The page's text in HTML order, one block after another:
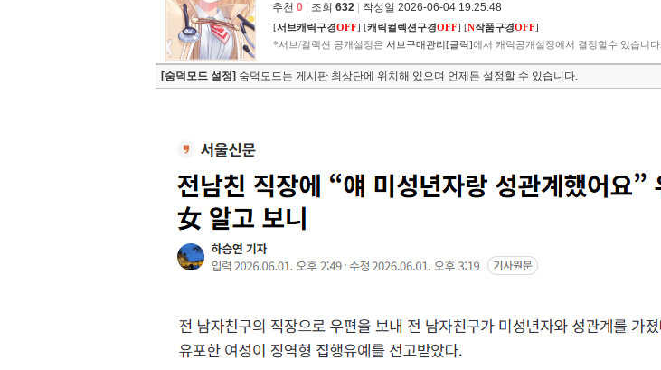
추천 0 조회 632 작성일 2026-06-04 19:25:48
[서브캐릭구경OFF] [캐릭컬렉션구경OFF] [N작품구경OFF]
*서브/컬렉션 공개설정은 서브구매관리[클릭]에서 캐릭공개설정에서 결정할수 있습니다.
[숨덕모드 설정] 숨덕모드는 게시판 최상단에 위치해 있으며 언제든 설정할 수 있습니다.